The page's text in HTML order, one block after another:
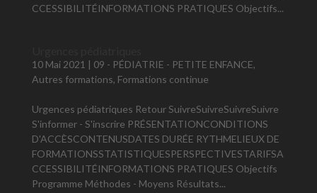
CCESSIBILITÉINFORMATIONS PRATIQUES Objectifs...
10 Mai 2021 | 09 - PÉDIATRIE - PETITE ENFANCE,
Autres formations, Formations continue
Urgences pédiatriques Retour SuivreSuivreSuivreSuivre
S'informer - S'inscrire PRÉSENTATIONCONDITIONS
D'ACCÈSCONTENUSDATES DURÉE RYTHMELIEUX DE
FORMATIONSSTATISTIQUESPERSPECTIVESTARIFSA
CCESSIBILITÉINFORMATIONS PRATIQUES Objectifs
Programme Méthodes - Moyens Résultats...